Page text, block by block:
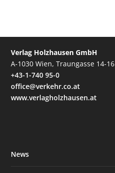
Verlag Holzhausen GmbH
A-1030 Wien, Traungasse 14-16
+43-1-740 95-0
office@verkehr.co.at
www.verlagholzhausen.at
News